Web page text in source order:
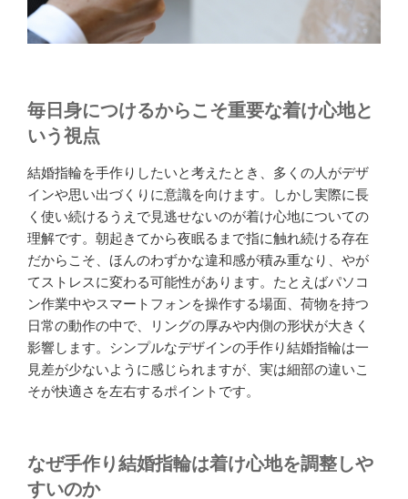
お
す
の
方
法”
の
毎日身につけるからこそ重要な着け心地と
いう視点
結婚指輪を手作りしたいと考えたとき、多くの人がデザ
インや思い出づくりに意識を向けます。しかし実際に長
く使い続けるうえで見逃せないのが着け心地についての
理解です。朝起きてから夜眠るまで指に触れ続ける存在
だからこそ、ほんのわずかな違和感が積み重なり、やが
てストレスに変わる可能性があります。たとえばパソコ
ン作業中やスマートフォンを操作する場面、荷物を持つ
日常の動作の中で、リングの厚みや内側の形状が大きく
影響します。シンプルなデザインの手作り結婚指輪は一
見差が少ないように感じられますが、実は細部の違いこ
そが快適さを左右するポイントです。
なぜ手作り結婚指輪は着け心地を調整しや
すいのか